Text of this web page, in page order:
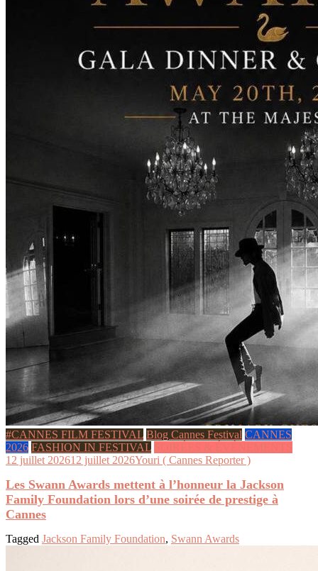
#CANNES FILM FESTIVAL Blog Cannes Festival CANNES
2026 FASHION IN FESTIVAL SOIRÉES & ÉVÉNEMENTS
12 juillet 202612 juillet 2026Youri ( Cannes Reporter )
Les Swann Awards mettent à l’honneur la Jackson
Family Foundation lors d’une soirée de prestige à
Cannes
Tagged Jackson Family Foundation, Swann Awards